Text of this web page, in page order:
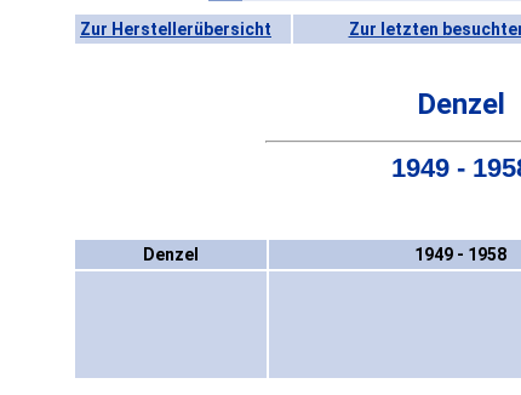
Zur Herstellerübersicht Zur letzten
Denzel
1949 -
Denzel 1949 - 1958